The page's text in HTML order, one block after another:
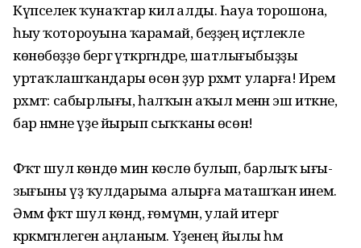
Күпселек ҡунаҡтар килә алды. Һауа торошона,
һыу ҡотороуына ҡарамай, беҙҙең иҫтәлекле
көнөбөҙҙө бергә үткәргәндәре, шатлығыбыҙҙы
уртаҡлашҡандары өсөн ҙур рәхмәт уларға! Иремә
рәхмәт: сабырлығы, һалҡын аҡыл менән эш иткәне,
бар нәмәне үҙе йырып сыҡҡаны өсөн!
Фәҡәт шул көндө мин көслө булып, барлыҡ ығы-
зығыны үҙ ҡулдарыма алырға маташҡан инем.
Әммә фәҡәт шул көндә, ғөмүмән, улай итергә
кәрәкмәгәнлеген аңланым. Үҙенең йылы һәм